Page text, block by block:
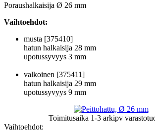
Poraushalkaisija Ø 26 mm
Vaihtoehdot:
musta [375410]
hatun halkaisija 28 mm
upotussyvyys 3 mm
valkoinen [375411]
hatun halkaisija 29 mm
upotussyvyys 9 mm
Toimitusaika 1-3 arkipv
Vaihtoehdot: